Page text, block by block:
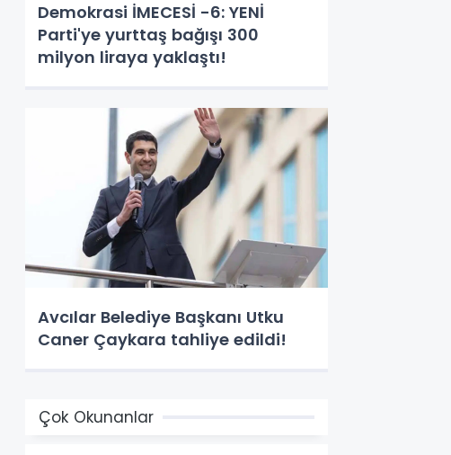
Demokrasi İMECESİ -6: YENİ
Parti'ye yurttaş bağışı 300
milyon liraya yaklaştı!
Avcılar Belediye Başkanı Utku
Caner Çaykara tahliye edildi!
Çok Okunanlar